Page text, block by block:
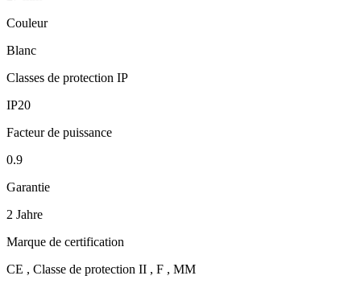
Couleur
Blanc
Classes de protection IP
IP20
Facteur de puissance
0.9
Garantie
2 Jahre
Marque de certification
CE , Classe de protection II , F , MM